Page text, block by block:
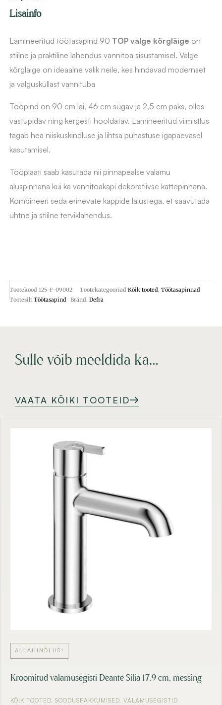
Lisainfo
Lamineeritud töötasapind 90 TOP valge kõrgläige on
stiilne ja praktiline lahendus vannitoa sisustamisel. Valge
kõrgläige on ideaalne valik neile, kes hindavad modernset
ja valgusküllast vannituba
Tööpind on 90 cm lai, 46 cm sügav ja 2,5 cm paks, olles
vastupidav ning kergesti hooldatav. Lamineeritud viimistlus
tagab hea niiskuskindluse ja lihtsa puhastuse igapäevasel
kasutamisel.
Tööplaati saab kasutada nii pinnapealse valamu
aluspinnana kui ka vannitoakapi dekoratiivse kattepinnana.
Kombineeri seda erinevate kappide laiustega, et saavutada
ühtne ja stiilne terviklahendus.
Tootekood 125-F-09002 Tootekategooriad Kõik tooted, Töötasapinnad
Tootesilt Töötasapind Bränd: Defra
Sulle võib meeldida ka…
VAATA KÕIKI TOOTEID
ALLAHINDLUS!
Kroomitud valamusegisti Deante Silia 17.9 cm, messing
KÕIK TOOTED SOODUSPAKKUMISED VALAMUSEGISTID